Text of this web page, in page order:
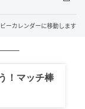
慎重になって
族の思い出と
。ただ、「あ
じませながら
受け取る印象
ーカレンダーに移動します
！マッチ棒